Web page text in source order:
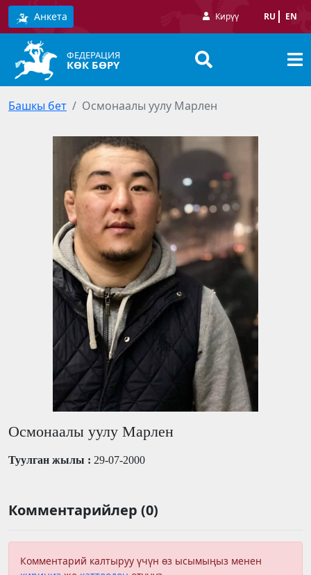
Анкета Кирүү RU EN
ФЕДЕРАЦИЯ
КӨК БӨРҮ
Башкы бет Осмонаалы уулу Марлен
Осмонаалы уулу Марлен
Туулган жылы : 29-07-2000
Комментарийлер (0)
Комментарий калтыруу үчүн өз ысымыңыз менен